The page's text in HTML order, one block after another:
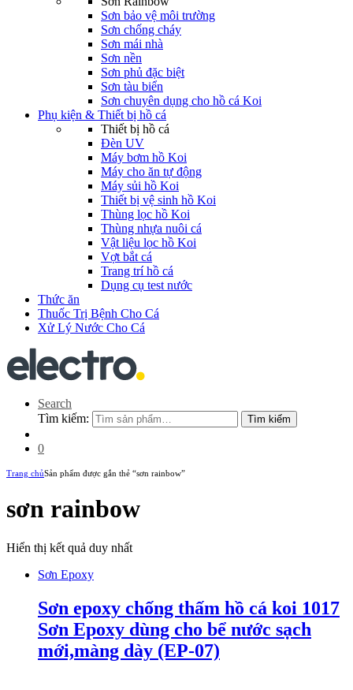
Sơn bảo vệ môi trường
Sơn chống cháy
Sơn mái nhà
Sơn nền
Sơn phủ đặc biệt
Sơn tàu biển
Sơn chuyên dụng cho hồ cá Koi
Phụ kiện & Thiết bị hồ cá
Thiết bị hồ cá
Đèn UV
Máy bơm hồ Koi
Máy cho ăn tự động
Máy sủi hồ Koi
Thiết bị vệ sinh hồ Koi
Thùng lọc hồ Koi
Thùng nhựa nuôi cá
Vật liệu lọc hồ Koi
Vợt bắt cá
Trang trí hồ cá
Dụng cụ test nước
Thức ăn
Thuốc Trị Bệnh Cho Cá
Xử Lý Nước Cho Cá
Search
Tìm kiếm:
Tìm kiếm
0
Trang chủSản phẩm được gắn thẻ “sơn rainbow”
sơn rainbow
Hiển thị kết quả duy nhất
Sơn Epoxy
Sơn epoxy chống thấm hồ cá koi 1017
Sơn Epoxy dùng cho bể nước sạch
mới,màng dày (EP-07)